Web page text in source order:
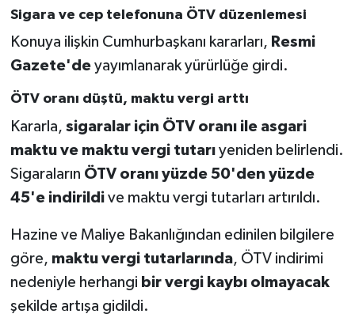
Sigara ve cep telefonuna ÖTV düzenlemesi
Konuya ilişkin Cumhurbaşkanı kararları, Resmi
Gazete'de yayımlanarak yürürlüğe girdi.
ÖTV oranı düştü, maktu vergi arttı
Kararla, sigaralar için ÖTV oranı ile asgari
maktu ve maktu vergi tutarı yeniden belirlendi.
Sigaraların ÖTV oranı yüzde 50'den yüzde
45'e indirildive maktu vergi tutarları artırıldı.
Hazine ve Maliye Bakanlığından edinilen bilgilere
göre, maktu vergi tutarlarında, ÖTV indirimi
nedeniyle herhangi bir vergi kaybı olmayacak
şekilde artışa gidildi.